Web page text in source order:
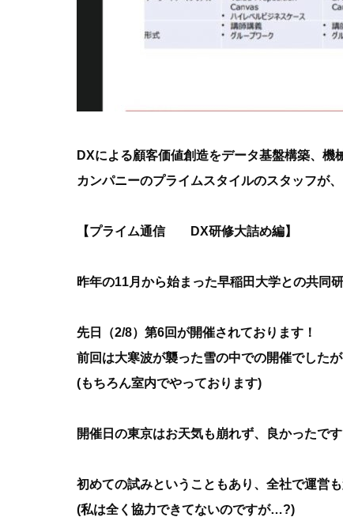
DXによる顧客価値創造をデータ基盤構築、
カンパニーのプライムスタイルのスタッフが
【プライム通信 DX研修大詰め編】
昨年の11月から始まった早稲田大学との共同
先日（2/8）第6回が開催されております！
前回は大寒波が襲った雪の中での開催でしたが
(もちろん室内でやっております)
開催日の東京はお天気も崩れず、良かったで
初めての試みということもあり、全社で運営
(私は全く協力できてないのですが…?)